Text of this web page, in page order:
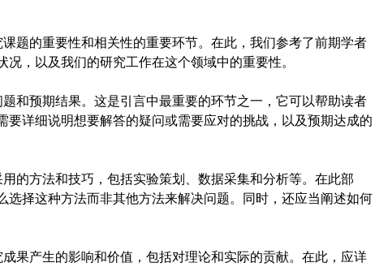
课题的重要性和相关性的重要环节。在此，我们参考了前期学者
，以及我们的研究工作在这个领域中的重要性。
题和预期结果。这是引言中最重要的环节之一，它可以帮助读者
要详细说明想要解答的疑问或需要应对的挑战，以及预期达成的
用的方法和技巧，包括实验策划、数据采集和分析等。在此部
选择这种方法而非其他方法来解决问题。同时，还应当阐述如何
成果产生的影响和价值，包括对理论和实际的贡献。在此，应详